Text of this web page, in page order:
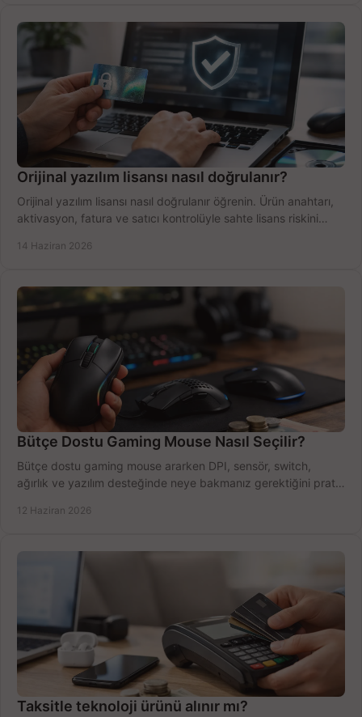
Orijinal yazılım lisansı nasıl doğrulanır?
Orijinal yazılım lisansı nasıl doğrulanır öğrenin. Ürün anahtarı,
aktivasyon, fatura ve satıcı kontrolüyle sahte lisans riskini
14 Haziran 2026
Bütçe Dostu Gaming Mouse Nasıl Seçilir?
Bütçe dostu gaming mouse ararken DPI, sensör, switch,
ağırlık ve yazılım desteğinde neye bakmanız gerektiğini pratik
12 Haziran 2026
Taksitle teknoloji ürünü alınır mı?